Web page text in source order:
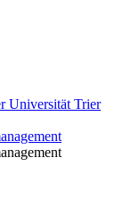
Universität Trier